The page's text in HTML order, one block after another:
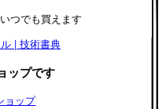
つでも買えます
| 技術書典
ップです
ョップ